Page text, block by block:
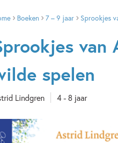
Boeken 7 – 9 jaar Sprookjes
spelen
Lindgren 4 - 8 jaar